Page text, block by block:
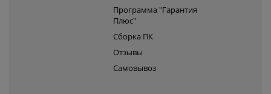
Программа "Гарантия
Плюс"
Сборка ПК
Отзывы
Самовывоз